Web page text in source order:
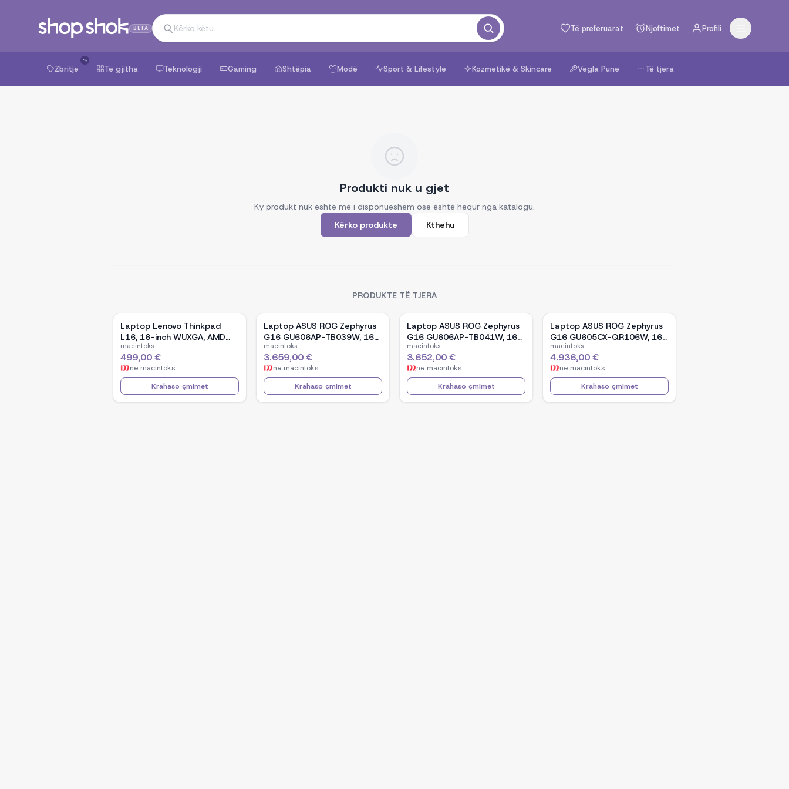
BETA Të preferuarat Njoftimet Profili
Zbritje
%
Të gjitha Teknologji Gaming Shtëpia Modë Sport & Lifestyle Kozmetikë & Skincare Vegla Pune Të tjera
Produkti nuk u gjet
Ky produkt nuk është më i disponueshëm ose është hequr nga katalogu.
Kërko produkte
Kthehu
PRODUKTE TË TJERA
Laptop Lenovo Thinkpad
L16, 16-inch WUXGA, AMD
Ryzen 5 Pro-7535U, 16GB
Ram DDR5, 512GB SSD -
Black
macintoks
499,00 €
në macintoks
Krahaso çmimet
Laptop ASUS ROG Zephyrus
G16 GU606AP-TB039W, 16-
inch OLED, Intel Core Ultra 9
386H, NVIDIA GeForce RTX
5070, 32GB RAM, 1TB SSD,
Windows 11 - White
macintoks
3.659,00 €
në macintoks
Krahaso çmimet
Laptop ASUS ROG Zephyrus
G16 GU606AP-TB041W, 16-
inch OLED, Intel Core Ultra 9
386H, NVIDIA GeForce RTX
5070, 32GB RAM, 1TB SSD,
Windows 11 - Black
macintoks
3.652,00 €
në macintoks
Krahaso çmimet
Laptop ASUS ROG Zephyrus
G16 GU605CX-QR106W, 16-
inch WQXGA OLED, Intel Core
Ultra 9 285H, NVIDIA GeForce
RTX 5090, 32GB RAM, 2TB
SSD, Windows 11 - Black
macintoks
4.936,00 €
në macintoks
Krahaso çmimet